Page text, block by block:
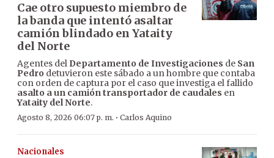
Cae otro supuesto miembro de
la banda que intentó asaltar
camión blindado en Yataity
del Norte
Agentes del Departamento de Investigaciones de San
Pedro detuvieron este sábado a un hombre que contaba
con orden de captura por el caso que investiga el fallido
asalto a un camión transportador de caudales en
Yataity del Norte.
Agosto 8, 2026 06:07 p. m. · Carlos Aquino
Nacionales